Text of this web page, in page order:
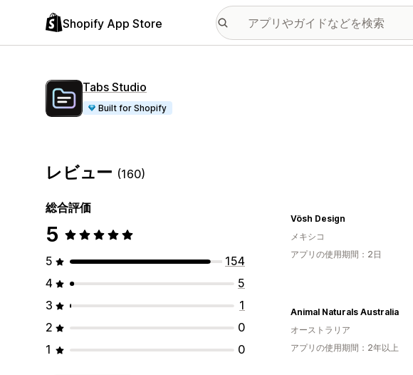
Shopify App Store
Tabs Studio
Built for Shopify
レビュー (160)
総合評価
5
5
154
4
5
3
1
2
0
1
0
Vösh Design
メキシコ
アプリの使用期間：2日
Animal Naturals Australia
オーストラリア
アプリの使用期間：2年以上